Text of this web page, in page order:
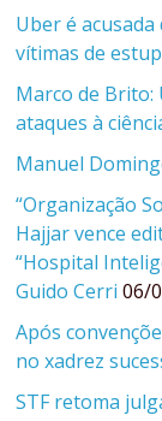
Uber é
vítimas de
Marco de Brito:
ataques à
Manuel
“Organização
Hajjar vence
“Hospital
Guido Cerri 06/
Após
no xadrez
STF retoma